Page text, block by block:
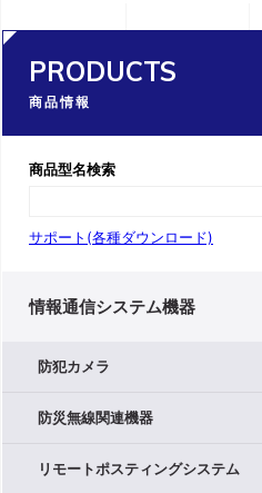
PRODUCTS
商品情報
商品型名検索
サポート(各種ダウンロード)
情報通信システム機器
防犯カメラ
防災無線関連機器
リモートポスティングシステム